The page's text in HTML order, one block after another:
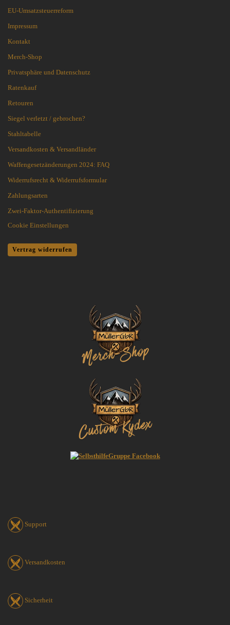
EU-Umsatzsteuerreform
Impressum
Kontakt
Merch-Shop
Privatsphäre und Datenschutz
Ratenkauf
Retouren
Siegel verletzt / gebrochen?
Stahltabelle
Versandkosten & Versandländer
Waffengesetzänderungen 2024: FAQ
Widerrufsrecht & Widerrufsformular
Zahlungsarten
Zwei-Faktor-Authentifizierung
Cookie Einstellungen
Vertrag widerrufen
Support
Versandkosten
Sicherheit